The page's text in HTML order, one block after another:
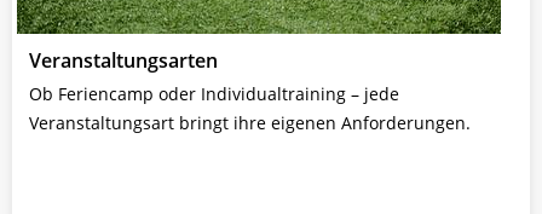
Veranstaltungsarten
Ob Feriencamp oder Individualtraining – jede
Veranstaltungsart bringt ihre eigenen Anforderungen.